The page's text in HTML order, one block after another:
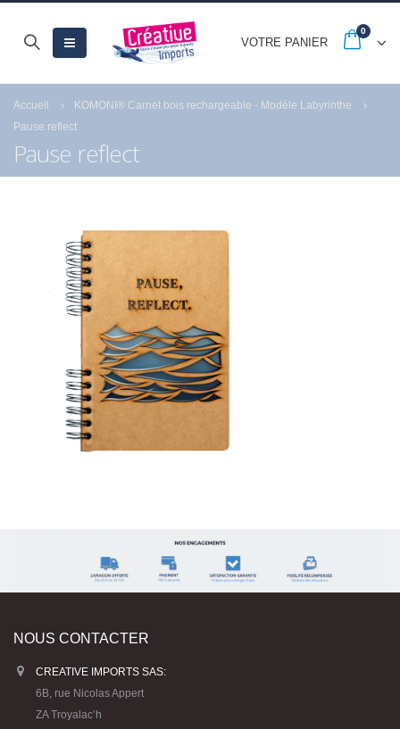
VOTRE PANIER
0
Accueil
KOMONI® Carnet bois rechargeable - Modèle Labyrinthe
Pause reflect
Pause reflect
NOUS CONTACTER
CREATIVE IMPORTS SAS:
6B, rue Nicolas Appert
ZA Troyalac’h